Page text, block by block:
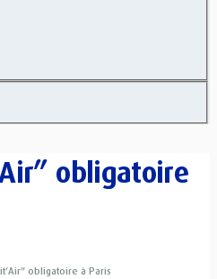
obligatoire
obligatoire à Paris